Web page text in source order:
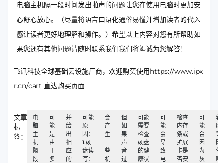
电脑主机隔一段时间发出啪声的问题让您在使用电脑时更加安
心舒心放心。（尽量将语言口语化通俗易懂并增加读者的代入
感让读者更好地理解和操作。）希望以上内容对您有所帮助如
果您还有其他问题请随时联系我们我们将竭诚为您解答！
飞讯科技全球基础云设施厂商，欢迎购买使用https://www.ipx
r.cn/cart 直达购买页面
文章
标
签：
电
脑
主
机
隔
段
可
能
是
由
于
多
并
给
出
相
应
的
可能
原
因：
1.硬
盘读
写：
会
产
生
一
些
机
但
如
果
声
音
过
可能
需要
检查
硬盘
的健
康状
可
能
会
导
致
电
检查
内存
条或
扩展
卡是
否安
可
能
会
因
为
灰